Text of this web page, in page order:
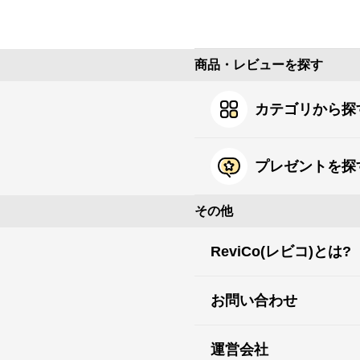
商品・レビューを探す
カテゴリから探
プレゼントを探
その他
ReviCo(レビコ)とは?
お問い合わせ
運営会社